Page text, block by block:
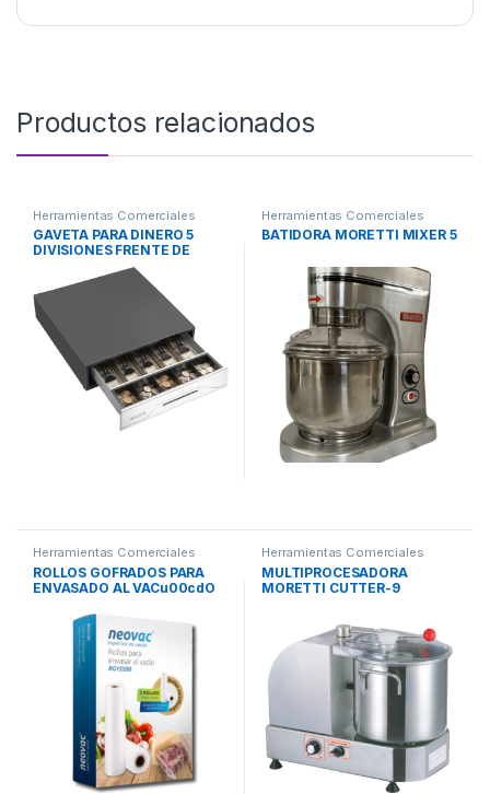
Productos relacionados
Herramientas Comerciales
GAVETA PARA DINERO 5
DIVISIONES FRENTE DE
Herramientas Comerciales
BATIDORA MORETTI MIXER 5
Herramientas Comerciales
ROLLOS GOFRADOS PARA
ENVASADO AL VACu00cdO
Herramientas Comerciales
MULTIPROCESADORA
MORETTI CUTTER-9